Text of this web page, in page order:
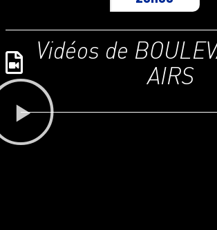
Vidéos de
AIRS